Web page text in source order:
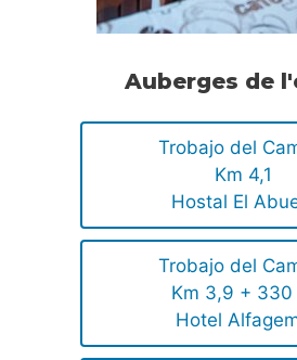
Auberges de
Trobajo del
Km 4,1
Hostal El
Trobajo del
Km 3,9 + 330
Hotel